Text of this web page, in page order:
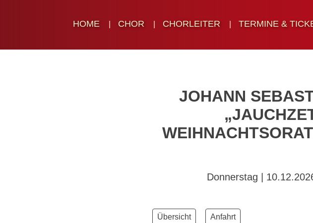
HOME CHOR CHORLEITER TERMINE &
JOHANN
Donnerstag |
Übersicht Anfahrt